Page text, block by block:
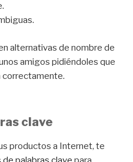
alternativas de nombre de
amigos pidiéndoles que
correctamente.
clave
productos a Internet, te